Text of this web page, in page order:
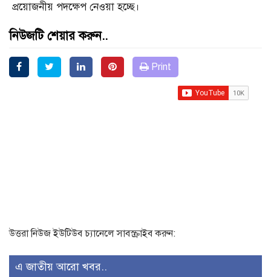
প্রয়োজনীয় পদক্ষেপ নেওয়া হচ্ছে।
নিউজটি শেয়ার করুন..
Print
উত্তরা নিউজ ইউটিউব চ্যানেলে সাবস্ক্রাইব করুন:
এ জাতীয় আরো খবর..